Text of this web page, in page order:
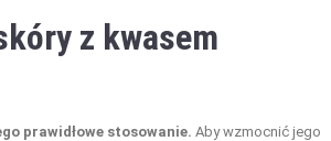
z kwasem
prawidłowe stosowanie. Aby wzmocnić jego